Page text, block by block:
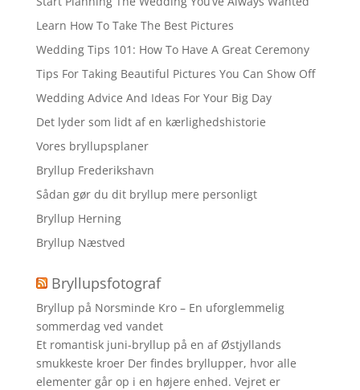
Learn How To Take The Best Pictures
Wedding Tips 101: How To Have A Great Ceremony
Tips For Taking Beautiful Pictures You Can Show Off
Wedding Advice And Ideas For Your Big Day
Det lyder som lidt af en kærlighedshistorie
Vores bryllupsplaner
Bryllup Frederikshavn
Sådan gør du dit bryllup mere personligt
Bryllup Herning
Bryllup Næstved
Bryllupsfotograf
Bryllup på Norsminde Kro – En uforglemmelig
sommerdag ved vandet
Et romantisk juni-bryllup på en af Østjyllands
smukkeste kroer Der findes bryllupper, hvor alle
elementer går op i en højere enhed. Vejret er